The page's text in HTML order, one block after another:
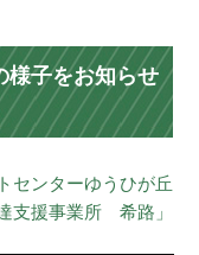
子をお知らせ
センターゆうひが丘
支援事業所 希路」